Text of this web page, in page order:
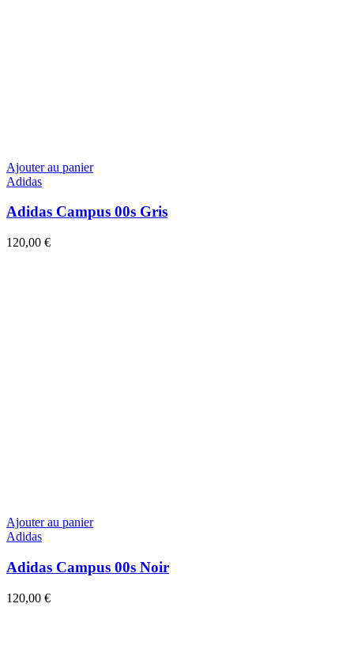
Ajouter au panier
Adidas
Adidas Campus 00s Gris
120,00 €
Ajouter au panier
Adidas
Adidas Campus 00s Noir
120,00 €